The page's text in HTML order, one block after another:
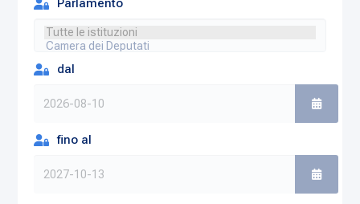
Parlamento
dal
fino al